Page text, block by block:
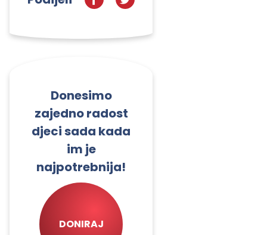
Donesimo
zajedno radost
djeci sada kada
im je
najpotrebnija!
DONIRAJ